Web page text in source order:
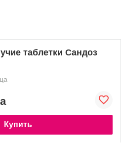
таблетки Сандоз
Купить